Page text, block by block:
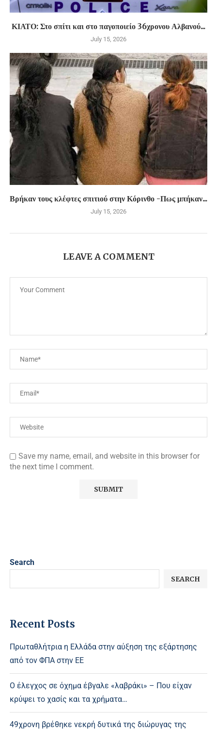
ΚΙΑΤΟ: Στο σπίτι και στο παγοποιείο 36χρονου Αλβανού...
July 15, 2026
Βρήκαν τους κλέφτες σπιτιού στην Κόρινθο -Πως μπήκαν...
July 15, 2026
LEAVE A COMMENT
Save my name, email, and website in this browser for
the next time I comment.
Search
SEARCH
Recent Posts
Πρωταθλήτρια η Ελλάδα στην αύξηση της εξάρτησης
από τον ΦΠΑ στην ΕΕ
Ο έλεγχος σε όχημα έβγαλε «λαβράκι» – Που είχαν
κρύψει το χασίς και τα χρήματα…
49χρονη βρέθηκε νεκρή δυτικά της διώρυγας της